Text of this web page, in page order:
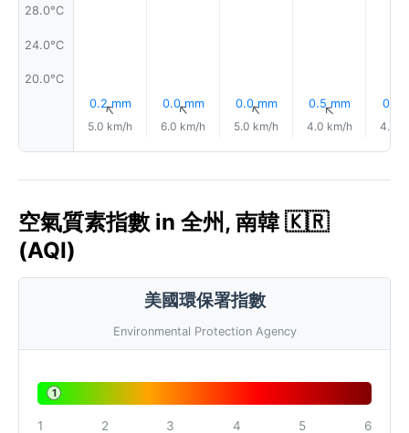
28.0°C
24.0°C
20.0°C
0.2 mm
↑
5.0 km/h
0.0 mm
↑
6.0 km/h
0.0 mm
↑
5.0 km/h
0.5 mm
↑
4.0 km/h
0.1
4.0
空氣質素指數 in 全州, 南韓 🇰🇷
(AQI)
美國環保署指數
Environmental Protection Agency
1
1 2 3 4 5 6